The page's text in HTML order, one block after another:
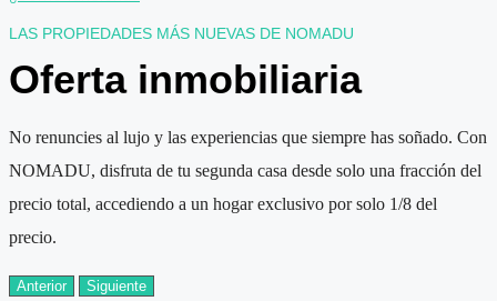
LAS PROPIEDADES MÁS NUEVAS DE NOMADU
Oferta inmobiliaria
No renuncies al lujo y las experiencias que siempre has soñado. Con
NOMADU, disfruta de tu segunda casa desde solo una fracción del
precio total, accediendo a un hogar exclusivo por solo 1/8 del
precio.
Anterior Siguiente